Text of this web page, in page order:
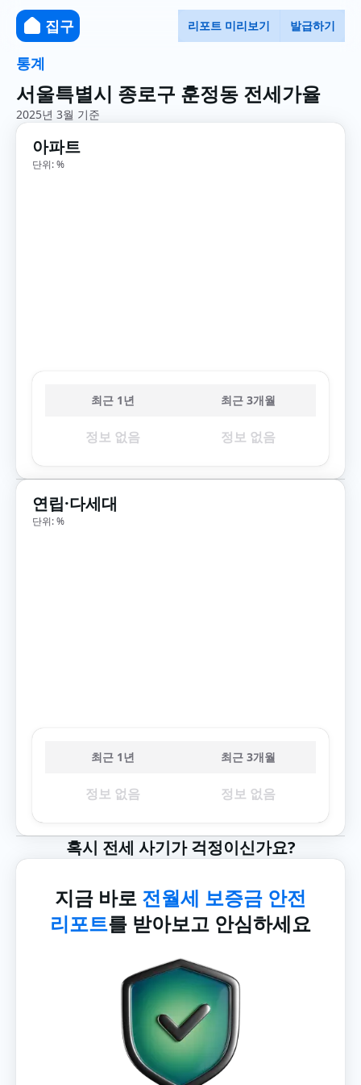
집구 리포트 미리보기 발급하기
통계
서울특별시 종로구 훈정동 전세가율
2025년 3월 기준
아파트
단위: %
최근 1년 최근 3개월
정보 없음 정보 없음
연립·다세대
단위: %
최근 1년 최근 3개월
정보 없음 정보 없음
혹시 전세 사기가 걱정이신가요?
지금 바로 전월세 보증금 안전
리포트를 받아보고 안심하세요